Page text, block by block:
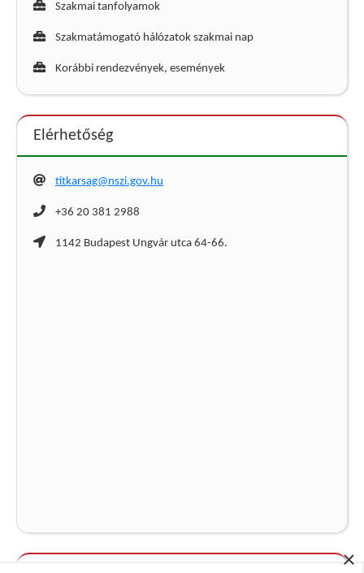
×
Szakmai tanfolyamok
Szakmatámogató hálózatok szakmai nap
Korábbi rendezvények, események
Elérhetőség
titkarsag@nszi.gov.hu
+36 20 381 2988
1142 Budapest Ungvár utca 64-66.